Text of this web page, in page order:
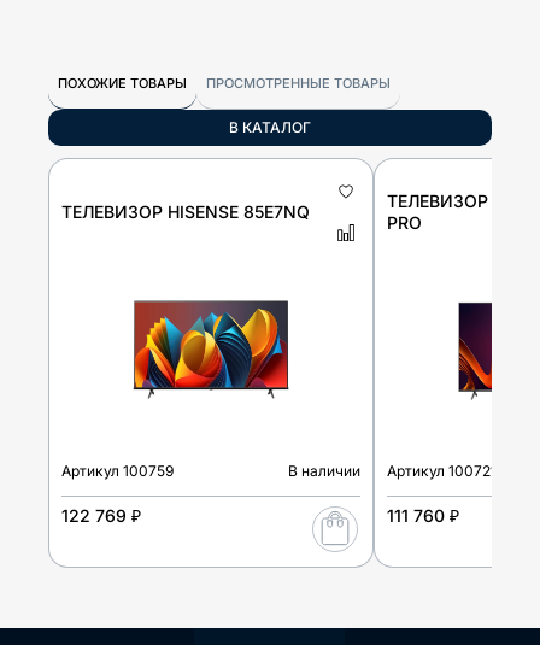
ПОХОЖИЕ ТОВАРЫ ПРОСМОТРЕННЫЕ ТОВАРЫ
В КАТАЛОГ
ТЕЛЕВИЗОР HISENSE 85E7NQ
Артикул 100759 В наличии
122 769 ₽
ТЕЛЕВИЗОР
PRO
Артикул 100721
111 760 ₽